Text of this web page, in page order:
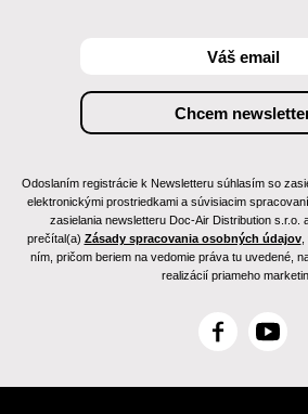
Odoslaním registrácie k Newsletteru súhlasím so
elektronickými prostriedkami a súvisiacim
zasielania newsletteru Doc-Air Distribution s.r.o.
prečítal(a) Zásady spracovania osobných údajov,
ním, pričom beriem na vedomie práva tu uvedené,
realizácií priameho
F
c
Y
u